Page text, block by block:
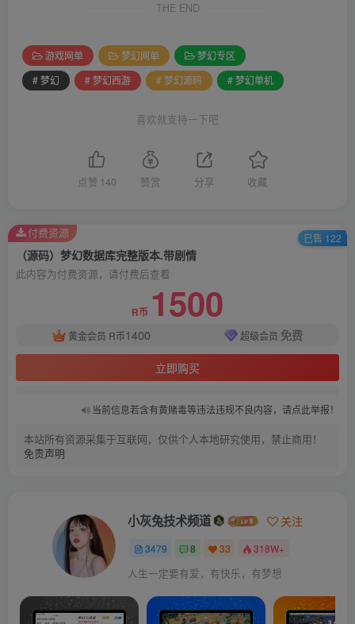
THE END
游戏网单 梦幻网单
梦幻专区
# 梦幻
# 梦幻西游 # 梦幻源码 # 梦幻单机
喜欢就支持一下吧
点赞 140 赞赏 分享 收藏
（源码）梦幻数据库完整版本.带剧情
此内容为付费资源，请付费后查看
R币 1500
黄金会员 R币1400 超级会员 免费
立即购买
当前信息若含有黄赌毒等违法违规不良内容，请点此举报！
本站所有资源采集于互联网，仅供个人本地研究使用，禁止商用！
免责声明
付费资源 已售 122
小灰兔技术频道 关注
3479 8 33 318W+
人生一定要有爱，有快乐，有梦想